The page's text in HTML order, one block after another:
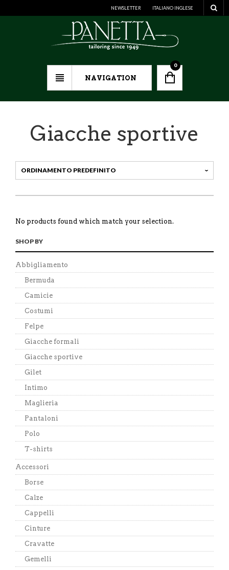
NEWSLETTER ITALIANO INGLESE
NAVIGATION
0
Giacche sportive
No products found which match your selection.
SHOP BY
Abbigliamento
Bermuda
Camicie
Costumi
Felpe
Giacche formali
Giacche sportive
Gilet
Intimo
Maglieria
Pantaloni
Polo
T-shirts
Accessori
Borse
Calze
Cappelli
Cinture
Cravatte
Gemelli